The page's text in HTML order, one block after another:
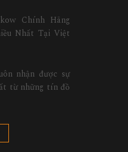
Chính Hãng
Nhất Tại Việt
nhận được sự
từ những tín đồ